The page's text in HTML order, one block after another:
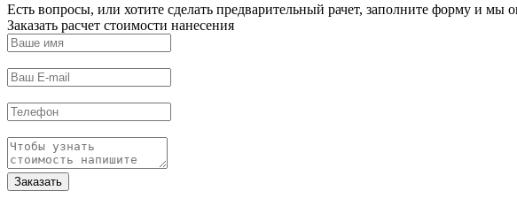
Есть вопросы, или хотите сделать предварительный рачет, заполните форму и
Заказать расчет стоимости нанесения